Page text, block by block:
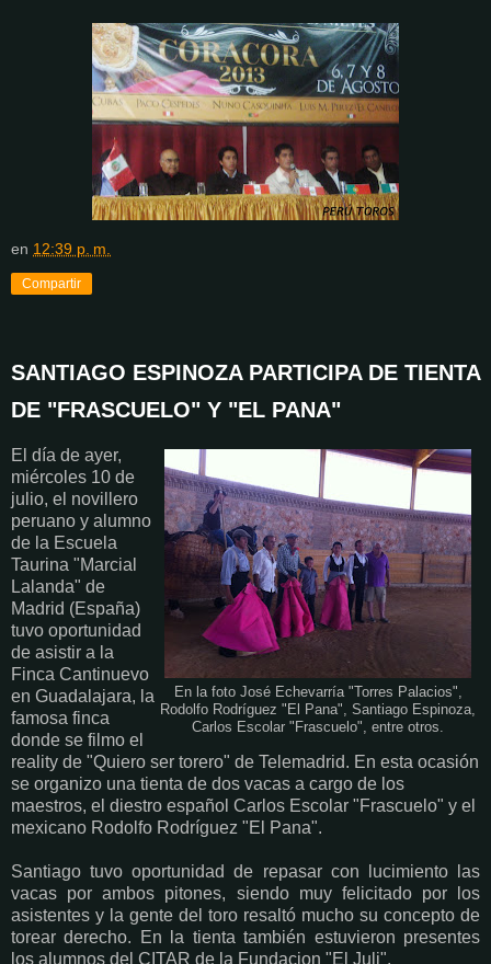
en 12:39 p. m.
Compartir
SANTIAGO ESPINOZA PARTICIPA DE TIENTA
DE "FRASCUELO" Y "EL PANA"
En la foto José Echevarría "Torres Palacios",
Rodolfo Rodríguez "El Pana", Santiago Espinoza,
Carlos Escolar "Frascuelo", entre otros.
El día de ayer,
miércoles 10 de
julio, el novillero
peruano y alumno
de la Escuela
Taurina "Marcial
Lalanda" de
Madrid (España)
tuvo oportunidad
de asistir a la
Finca Cantinuevo
en Guadalajara, la
famosa finca
donde se filmo el
reality de "Quiero ser torero" de Telemadrid. En esta ocasión
se organizo una tienta de dos vacas a cargo de los
maestros, el diestro español Carlos Escolar "Frascuelo" y el
mexicano Rodolfo Rodríguez "El Pana".
Santiago tuvo oportunidad de repasar con lucimiento las
vacas por ambos pitones, siendo muy felicitado por los
asistentes y la gente del toro resaltó mucho su concepto de
torear derecho. En la tienta también estuvieron presentes
los alumnos del CITAR de la Fundacion "El Juli".